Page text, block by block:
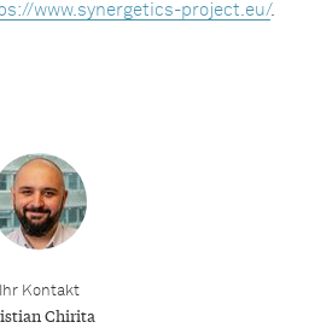
www.synergetics-project.eu/.
Ihr Kontakt
Chirita